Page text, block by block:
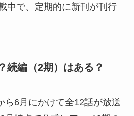
中で、定期的に新刊が刊行
続編（2期）はある？
ら6月にかけて全12話が放送